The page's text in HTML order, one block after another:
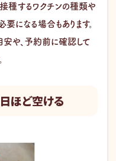
接種するワクチンの種類や
になる場合もあります。
安や、予約前に確認して
ほど空ける